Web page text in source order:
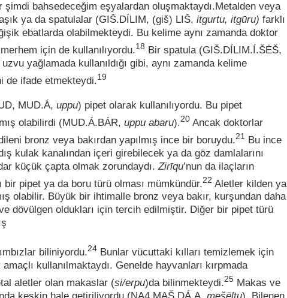
bahsedeceğim eşyalardan oluşmaktaydı.Metalden veya
ya da spatulalar (GIŠ.DÍLIM, (giš) LIŠ, itgurtu, itgūru) farklı
ebatlarda olabilmekteydi. Bu kelime aynı zamanda doktor
için de kullanılıyordu.18 Bir spatula (GIŠ.DÍLIM.Í.ŠĖŠ,
yağlamada kullanıldığı gibi, aynı zamanda kelime
de ifade etmekteydi.19
MUD.Á, uppu) pipet olarak kullanılıyordu. Bu pipet
olabilirdi (MUD.Á.BÁR, uppu abaru).20Ancak doktorlar
bronz veya bakırdan yapılmış ince bir boruydu.21 Bu ince
kulak kanalından içeri girebilecek ya da göz damlalarını
küçük çapta olmak zorundaydı. Zirīqu’nun da ilaçların
bir pipet ya da boru türü olması mümkündür.22 Aletler kilden ya
olabilir. Büyük bir ihtimalle bronz veya bakır, kurşundan daha
dövülgen oldukları için tercih edilmiştir. Diğer bir pipet türü
biliniyordu.24Bunlar vücuttaki kılları temizlemek için
kullanılmaktaydı. Genelde hayvanları kırpmada
aletler olan makaslar (si/erpu)da bilinmekteydi.25Makas ve